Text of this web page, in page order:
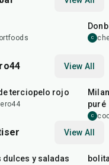
C
View All
terciopelo rojo
puré
C
View All
dulces y saladas